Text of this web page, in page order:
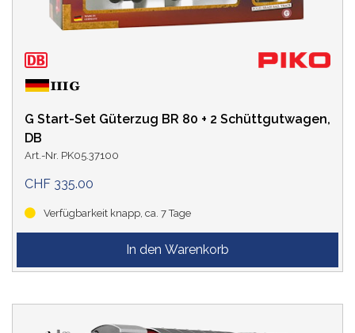
G Start-Set Güterzug BR 80 + 2 Schüttgutwagen,
DB
Art.-Nr. PK05.37100
CHF 335.00
Verfügbarkeit knapp, ca. 7 Tage